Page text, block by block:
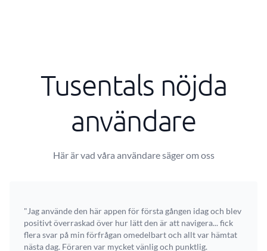
Tusentals nöjda
användare
Här är vad våra användare säger om oss
"Jag använde den här appen för första gången idag och blev
positivt överraskad över hur lätt den är att navigera... fick
flera svar på min förfrågan omedelbart och allt var hämtat
nästa dag. Föraren var mycket vänlig och punktlig.